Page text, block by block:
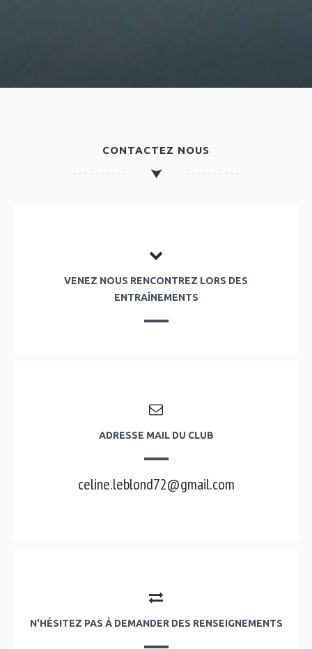
CONTACTEZ NOUS
VENEZ NOUS RENCONTREZ LORS DES
ENTRAÎNEMENTS
ADRESSE MAIL DU CLUB
celine.leblond72@gmail.com
N'HÉSITEZ PAS À DEMANDER DES RENSEIGNEMENTS